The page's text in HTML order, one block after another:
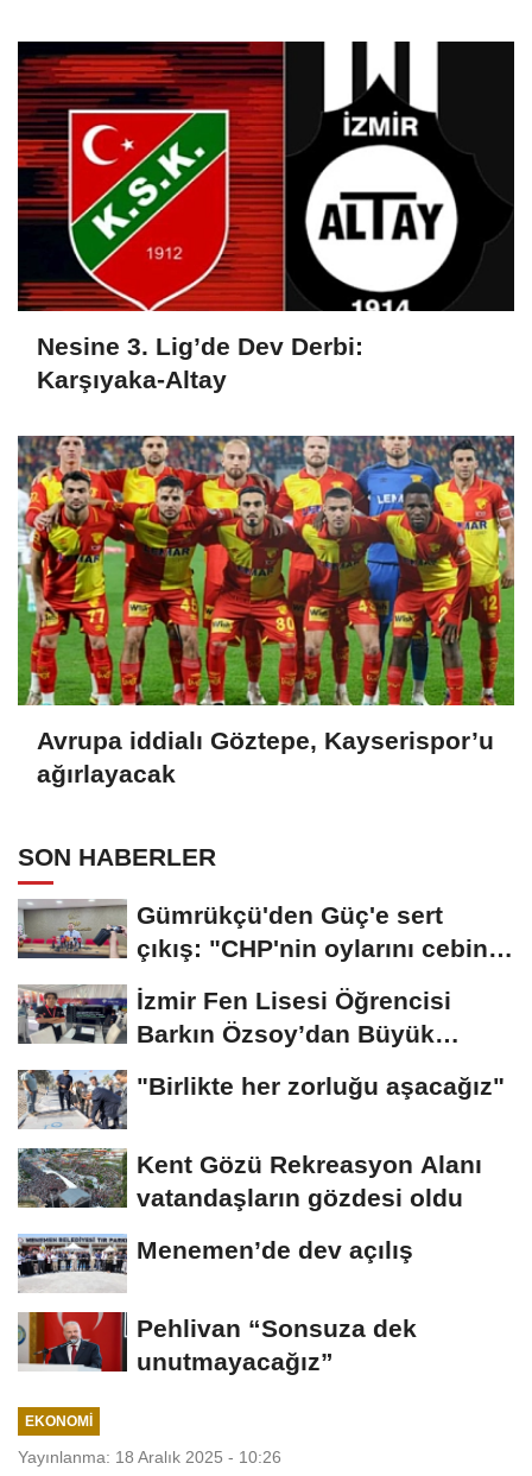
Nesine 3. Lig’de Dev Derbi:
Karşıyaka-Altay
Avrupa iddialı Göztepe, Kayserispor’u
ağırlayacak
SON HABERLER
Gümrükçü'den Güç'e sert
çıkış: "CHP'nin oylarını cebine
koyup...
İzmir Fen Lisesi Öğrencisi
Barkın Özsoy’dan Büyük
"Birlikte her zorluğu aşacağız"
Kent Gözü Rekreasyon Alanı
vatandaşların gözdesi oldu
Menemen’de dev açılış
Pehlivan “Sonsuza dek
unutmayacağız”
EKONOMI
Yayınlanma: 18 Aralık 2025 - 10:26